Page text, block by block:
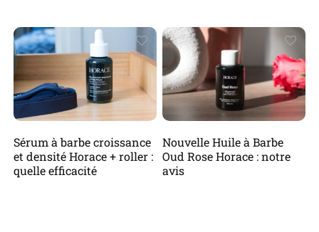
Sérum à barbe croissance
et densité Horace + roller :
quelle efficacité
Nouvelle Huile à Barbe
Oud Rose Horace : notre
avis